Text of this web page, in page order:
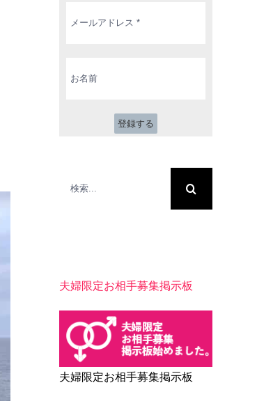
ー
夫婦限定お相手募集掲示板
夫婦限定お相手募集掲示板